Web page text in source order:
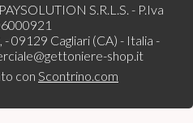
S.R.L.S. - P.Iva
09129 Cagliari (CA) - Italia -
shop.it
con Scontrino.com